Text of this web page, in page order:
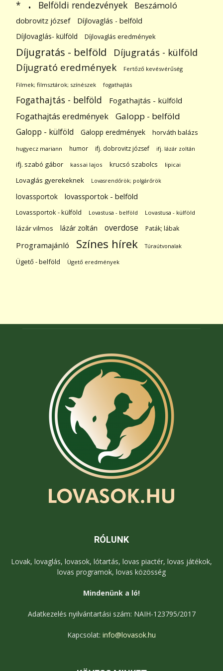
* Belföldi rendezvények Beszámoló
dobrovitz józsef
Díjlovaglás - belföld
Díjlovaglás- külföld
Díjlovaglás eredmények
Díjugratás - belföld Díjugratás - külföld
Díjugrató eredmények Fertőző kevésvérűség
Filmek; filmsztárok; színészek fogathajtás
Fogathajtás - belföld Fogathajtás - külföld
Fogathajtás eredmények Galopp - belföld
Galopp - külföld Galopp eredmények horváth balázs
hugyecz mariann humor ifj. dobrovitz józsef ifj. lázár zoltán
ifj. szabó gábor kassai lajos krucsó szabolcs lipicai
Lovaglás gyerekeknek Lovasrendőrök; polgárőrök
lovassportok lovassportok - belföld
Lovassportok - külföld Lovastusa - belföld Lovastusa - külföld
lázár vilmos lázár zoltán overdose Paták; lábak
Programajánló Színes hírek Túraútvonalak
Ügető - belföld Ügető eredmények
RÓLUNK
Lovak, lovaglás, lovasok, lótartás, lovas piactér, lovas játékok,
lovas programok, lovas közösség
Mindenünk a ló!
Adatkezelés nyilvántartási szám: NAIH-123795/2017
Kapcsolat: info@lovasok.hu